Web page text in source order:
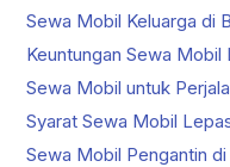
Sewa Mobil Keluarga di
Keuntungan Sewa Mobil
Sewa Mobil untuk
Syarat Sewa Mobil
Sewa Mobil Pengantin di